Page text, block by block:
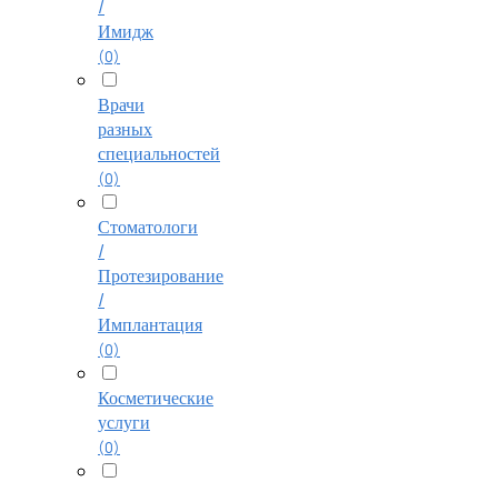
/
Имидж
(0)
Врачи
разных
специальностей
(0)
Стоматологи
/
Протезирование
/
Имплантация
(0)
Косметические
услуги
(0)